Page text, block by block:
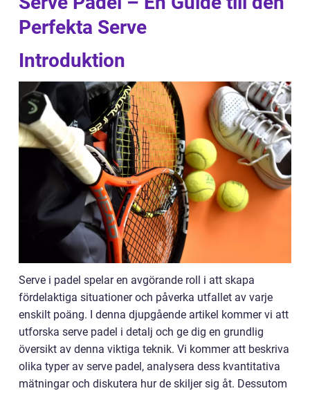
Perfekta Serve
Introduktion
Serve i padel spelar en avgörande roll i att skapa
fördelaktiga situationer och påverka utfallet av varje
enskilt poäng. I denna djupgående artikel kommer vi att
utforska serve padel i detalj och ge dig en grundlig
översikt av denna viktiga teknik. Vi kommer att beskriva
olika typer av serve padel, analysera dess kvantitativa
mätningar och diskutera hur de skiljer sig åt. Dessutom